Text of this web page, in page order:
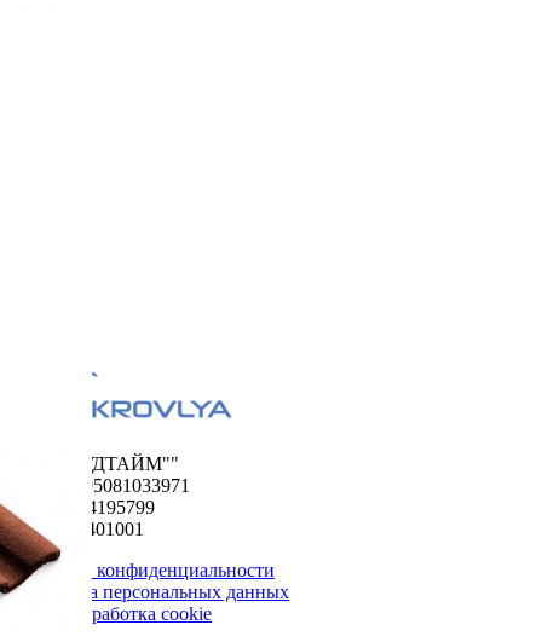
ООО "ФУДТАЙМ""
ОГРН 1195081033971
ИНН 5024195799
КПП 502401001
Политика конфиденциальности
Обработка персональных данных
Сбор и обработка cookie